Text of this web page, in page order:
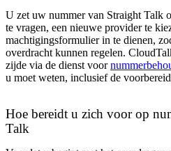
U zet uw nummer van Straight Talk
te vragen, een nieuwe provider te
machtigingsformulier in te dienen,
overdracht kunnen regelen.
zijde via de dienst voor
u moet weten, inclusief de
Hoe bereidt u zich voor op
Talk